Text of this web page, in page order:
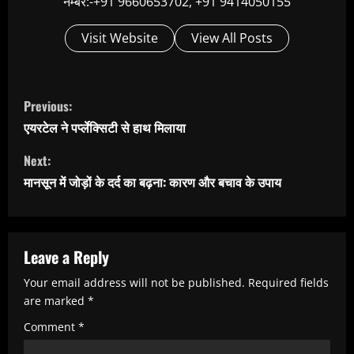
Visit Website View All Posts
C
o
n
t
u
e
R
e
Previous:
एयरटेल ने पर्प्लेक्सिटी से हाथ मिलाया
Next:
मानसून में जोड़ों के दर्द का बढ़ना: कारण और बचाव के उपाय
Leave a Reply
Your email address will not be published. Required fields
are marked *
Comment *